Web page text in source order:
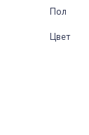
Пол
Цвет